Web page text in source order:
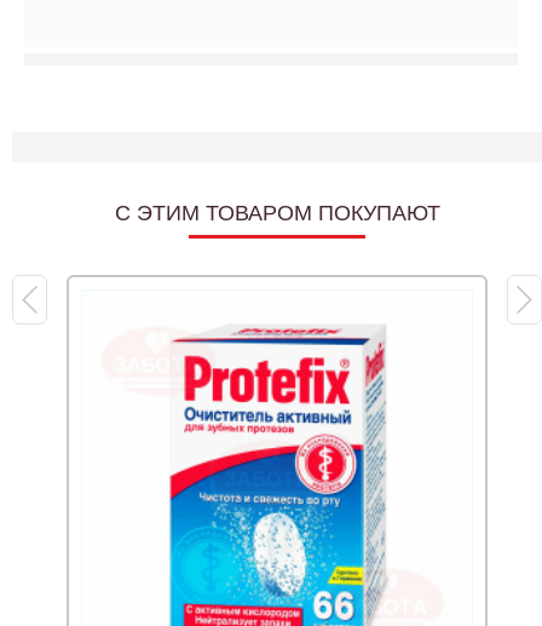
C ЭТИМ ТОВАРОМ ПОКУПАЮТ